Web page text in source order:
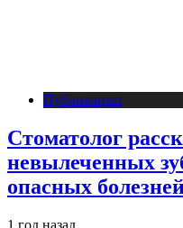
Публикации
Стоматолог
невылеченных
опасных